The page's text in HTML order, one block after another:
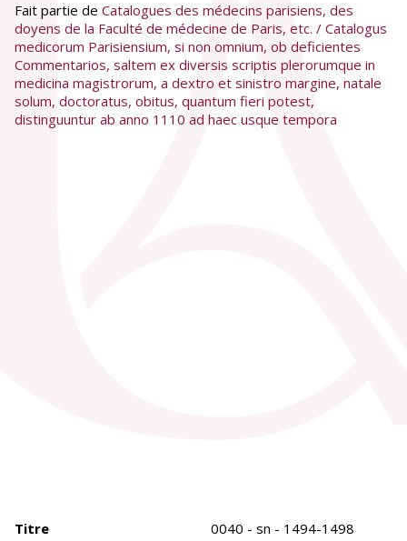
Fait partie de Catalogues des médecins parisiens, des
doyens de la Faculté de médecine de Paris, etc. / Catalogus
medicorum Parisiensium, si non omnium, ob deficientes
Commentarios, saltem ex diversis scriptis plerorumque in
medicina magistrorum, a dextro et sinistro margine, natale
solum, doctoratus, obitus, quantum fieri potest,
distinguuntur ab anno 1110 ad haec usque tempora
Titre 0040 - sn - 1494-1498